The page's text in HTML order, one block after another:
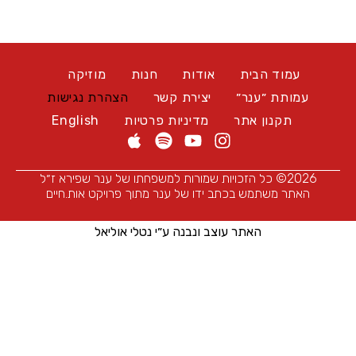
עמוד הבית אודות חנות
מוזיקה
עמותת ״ענר״
יצירת קשר
הצהרת נגישות
תקנון אתר
מדיניות פרטיות English
2026© כל הזכויות שמורות למשפחתו של ענר שפירא ז״ל
האתר משתמש בכתב ידו של ענר מתוך פרויקט אות.חיים
האתר עוצב ונבנה ע״י נטלי אוליאל